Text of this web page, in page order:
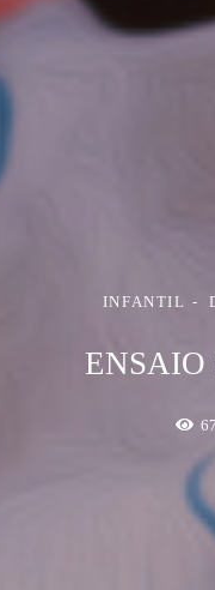
INFANTIL
ENSAIO